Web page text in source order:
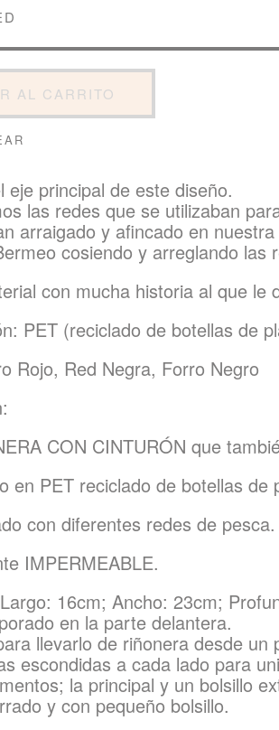
AL CARRITO
eje principal de este diseño.
las redes que se utilizaban
arraigado y afincado en
cosiendo y arreglando
con mucha historia al que le
PET (reciclado de botellas de
Rojo, Red Negra, Forro Negro
CON CINTURÓN que
en PET reciclado de botellas de
con diferentes redes de pesca.
IMPERMEABLE.
16cm; Ancho: 23cm;
en la parte delantera.
llevarlo de riñonera desde
escondidas a cada lado para
la principal y un bolsillo
y con pequeño bolsillo.